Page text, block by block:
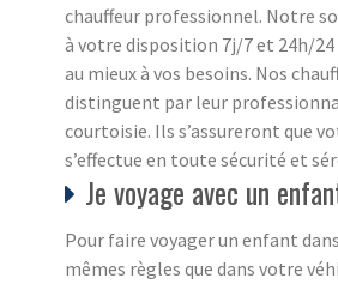
chauffeur professionnel. Notre
à votre disposition 7j/7 et 24h/
au mieux à vos besoins. Nos
distinguent par leur
courtoisie. Ils s’assureront que
s’effectue en toute sécurité et
Je voyage avec un
Pour faire voyager un enfant
mêmes règles que dans votre